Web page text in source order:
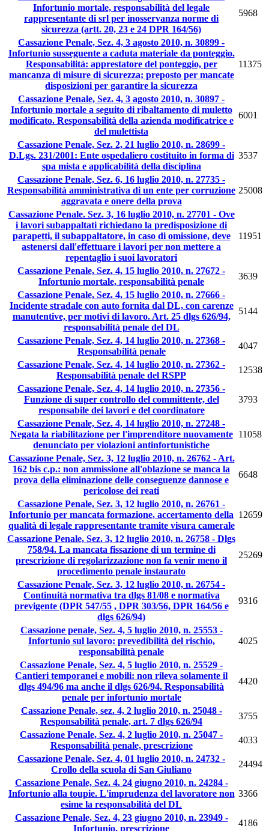
Infortunio mortale, responsabilità del legale
rappresentante di srl per inosservanza norme di
sicurezza (artt. 20, 23 e 24 DPR 164/56)
5968
Cassazione Penale, Sez. 4, 3 agosto 2010, n. 30899 -
Infortunio susseguente a caduta materiale da ponteggio.
Responsabilità: apprestatore del ponteggio, per
mancanza di misure di sicurezza; preposto per mancate
disposizioni per garantire la sicurezza
11375
Cassazione Penale, Sez. 4, 3 agosto 2010, n. 30897 -
Infortunio mortale a seguito di ribaltamento di muletto
modificato. Responsabilità della azienda modificatrice e
del mulettista
6001
Cassazione Penale, Sez. 2, 21 luglio 2010, n. 28699 -
D.Lgs. 231/2001: Ente ospedaliero costituito in forma di
spa mista e applicabilità della disciplina
3537
Cassazione Penale, Sez. 6, 16 luglio 2010, n. 27735 -
Responsabilità amministrativa di un ente per corruzione
aggravata e onere della prova
25008
Cassazione Penale. Sez. 3, 16 luglio 2010, n. 27701 - Ove
i lavori subappaltati richiedano la predisposizione di
parapetti, il subappaltatore, in caso di omissione, deve
astenersi dall'effettuare i lavori per non mettere a
repentaglio i suoi lavoratori
11951
Cassazione Penale, Sez. 4, 15 luglio 2010, n. 27672 -
Infortunio mortale, responsabilità penale
3639
Cassazione Penale, Sez. 4, 15 luglio 2010, n. 27666 -
Incidente stradale con auto fornita dal DL, con carenze
manutentive, per motivi di lavoro. Art. 25 dlgs 626/94,
responsabilità penale del DL
5144
Cassazione Penale, Sez. 4, 14 luglio 2010, n. 27368 -
Responsabilità penale
4047
Cassazione Penale, Sez. 4, 14 luglio 2010, n. 27362 -
Responsabilità penale del RSPP
12538
Cassazione Penale, Sez. 4, 14 luglio 2010, n. 27356 -
Funzione di super controllo del committente, del
responsabile dei lavori e del coordinatore
3793
Cassazione Penale, Sez. 4, 14 luglio 2010, n. 27248 -
Negata la riabilitazione per l'imprenditore nuovamente
denunciato per violazioni antinfortunistiche
11058
Cassazione Penale, Sez. 3, 12 luglio 2010, n. 26762 - Art.
162 bis c.p.: non ammissione all'oblazione se manca la
prova della eliminazione delle conseguenze dannose e
pericolose dei reati
6648
Cassazione Penale, Sez. 3, 12 luglio 2010, n. 26761 -
Infortunio per mancata formazione, accertamento della
qualità di legale rappresentante tramite visura camerale
12659
Cassazione Penale, Sez. 3, 12 luglio 2010, n. 26758 - Dlgs
758/94. La mancata fissazione di un termine di
prescrizione di regolarizzazione non fa venir meno il
procedimento penale instaurato
25269
Cassazione Penale, Sez. 3, 12 luglio 2010, n. 26754 -
Continuità normativa tra dlgs 81/08 e normativa
previgente (DPR 547/55 , DPR 303/56, DPR 164/56 e
dlgs 626/94)
9316
Cassazione penale, Sez. 4, 5 luglio 2010, n. 25553 -
Infortunio sul lavoro: prevedibilità del rischio,
responsabilità penale
4025
Cassazione Penale, Sez. 4, 5 luglio 2010, n. 25529 -
Cantieri temporanei e mobili: non rileva solamente il
dlgs 494/96 ma anche il dlgs 626/94. Responsabilità
penale per infortunio mortale
4420
Cassazione Penale, sez. 4, 2 luglio 2010, n. 25048 -
Responsabilità penale, art. 7 dlgs 626/94
3755
Cassazione Penale, Sez. 4, 2 luglio 2010, n. 25047 -
Responsabilità penale, prescrizione
4033
Cassazione Penale, Sez. 4, 01 luglio 2010, n. 24732 -
Crollo della scuola di San Giuliano
24494
Cassazione Penale, Sez. 4. 24 giugno 2010, n. 24284 -
Infortunio alla toupie. L'imprudenza del lavoratore non
esime la responsabilità del DL
3366
Cassazione Penale, Sez. 4, 23 giugno 2010, n. 23949 -
Infortunio, prescrizione
4186